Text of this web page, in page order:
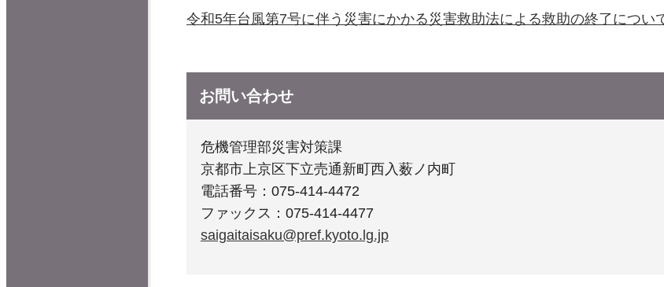
令和5年台風第7号に伴う災害にかかる災害救助法による救助の終了につい
お問い合わせ
危機管理部災害対策課
京都市上京区下立売通新町西入薮ノ内町
電話番号：075-414-4472
ファックス：075-414-4477
saigaitaisaku@pref.kyoto.lg.jp